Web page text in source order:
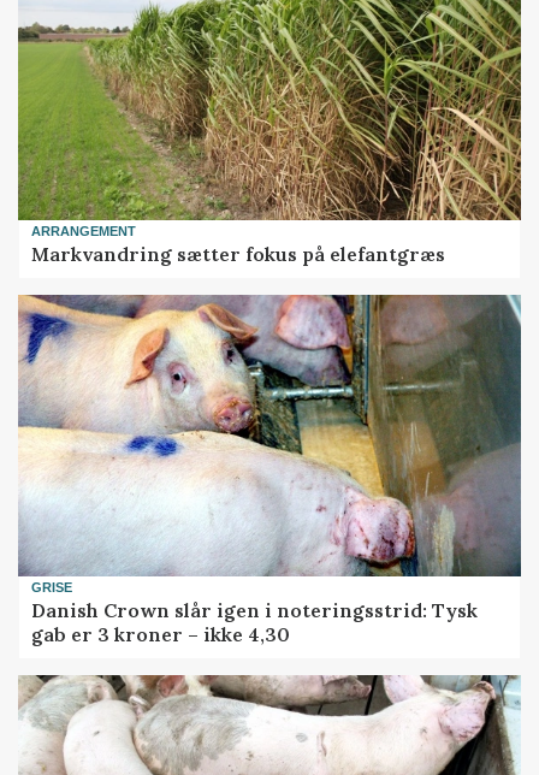
ARRANGEMENT
Markvandring sætter fokus på elefantgræs
GRISE
Danish Crown slår igen i noteringsstrid: Tysk
gab er 3 kroner – ikke 4,30